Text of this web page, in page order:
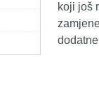
koji još